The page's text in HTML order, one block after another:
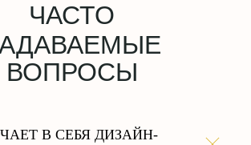
ЧАСТО
ВОПРОСЫ
В СЕБЯ ДИЗАЙН-